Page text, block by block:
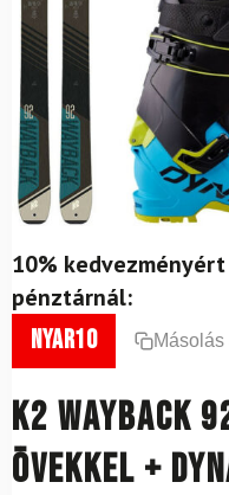
10%
pénztárnál:
nyar10
K2 Wayback
övekkel +